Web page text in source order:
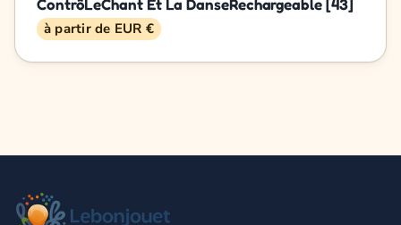
ContrôLeChant Et La DanseRechargeable [43]
à partir de EUR €